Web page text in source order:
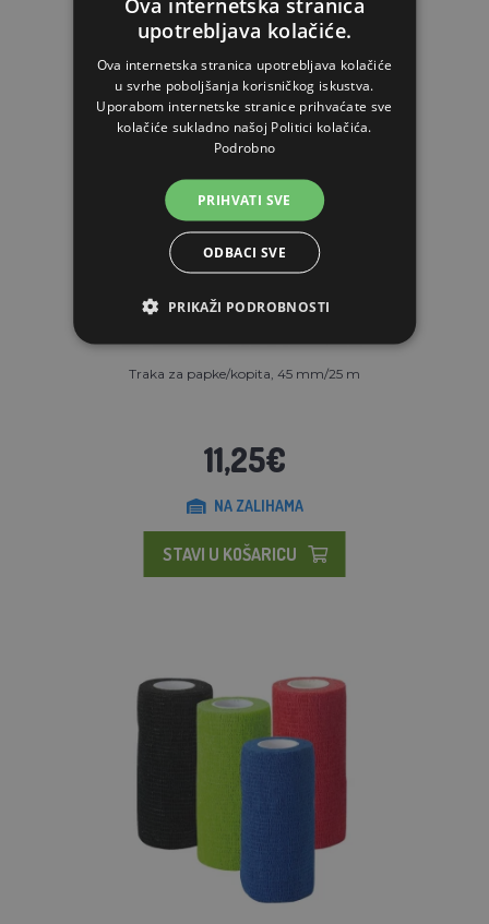
Traka za papke/kopita, 45 mm/25 m
11,25€
NA ZALIHAMA
STAVI U KOŠARICU
upotrebljava kolačiće.
Ova internetska stranica upotrebljava kolačiće
u svrhe poboljšanja korisničkog iskustva.
Uporabom internetske stranice prihvaćate sve
kolačiće sukladno našoj Politici kolačića.
Podrobno
PRIHVATI SVE
ODBACI SVE
PRIKAŽI PODROBNOSTI